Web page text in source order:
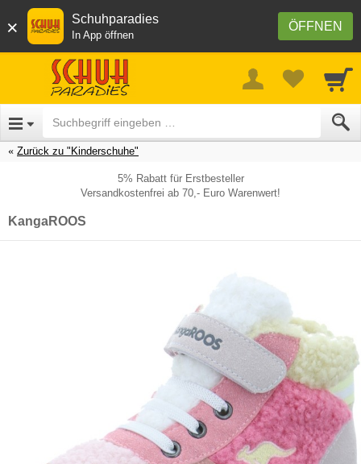
× ÖFFNEN
Schuhparadies
In App öffnen
Zurück zu "Kinderschuhe"
5% Rabatt für Erstbesteller
Versandkostenfrei ab 70,- Euro Warenwert!
KangaROOS